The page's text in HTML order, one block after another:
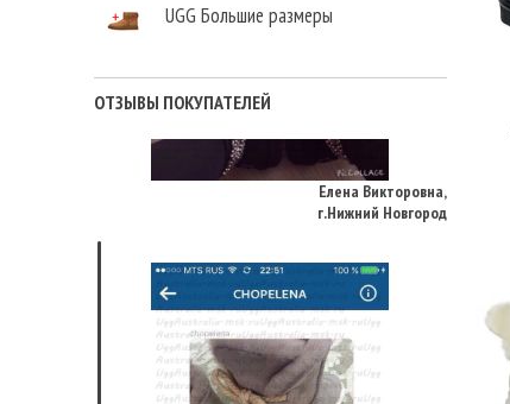
UGG Большие размеры
ОТЗЫВЫ ПОКУПАТЕЛЕЙ
Елена Викторовна
г.Нижний Новгород